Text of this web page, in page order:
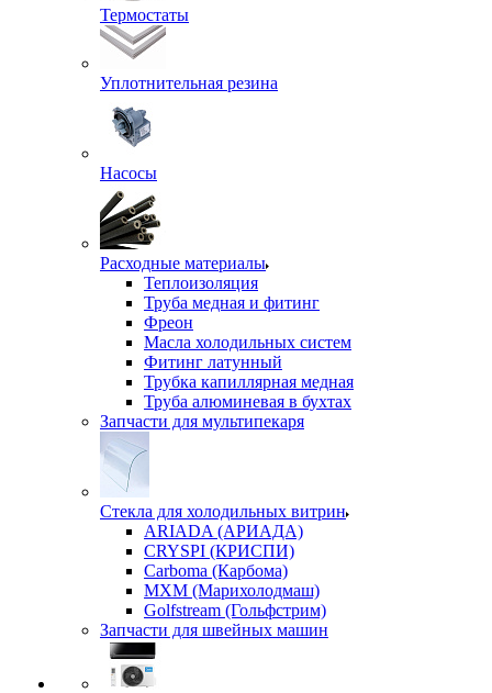
Термостаты
Уплотнительная резина
Насосы
Расходные материалы
Теплоизоляция
Труба медная и фитинг
Фреон
Масла холодильных систем
Фитинг латунный
Трубка капиллярная медная
Труба алюминевая в бухтах
Запчасти для мультипекаря
Стекла для холодильных витрин
ARIADA (АРИАДА)
CRYSPI (КРИСПИ)
Carboma (Карбома)
MXM (Марихолодмаш)
Golfstream (Гольфстрим)
Запчасти для швейных машин